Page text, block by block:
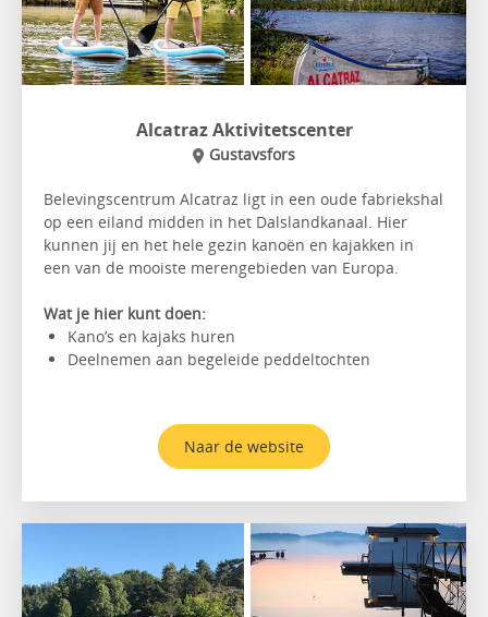
Alcatraz Aktivitetscenter
Gustavsfors
Belevingscentrum Alcatraz ligt in een oude fabriekshal
op een eiland midden in het Dalslandkanaal. Hier
kunnen jij en het hele gezin kanoën en kajakken in
een van de mooiste merengebieden van Europa.
Wat je hier kunt doen:
Kano’s en kajaks huren
Deelnemen aan begeleide peddeltochten
Naar de website